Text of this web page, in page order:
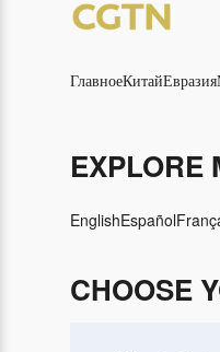
ГлавноеКитайЕвразия
EXPLORE
EnglishEspañol
CHOOSE